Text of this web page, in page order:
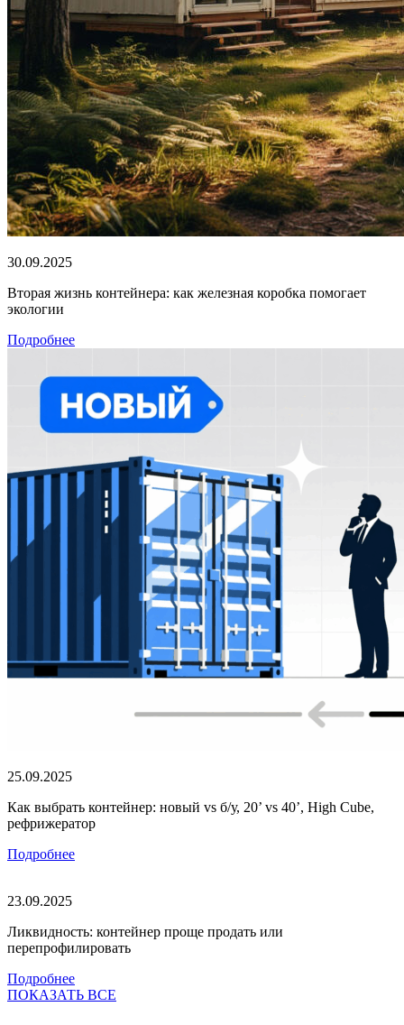
30.09.2025
Вторая жизнь контейнера: как железная коробка помогает
экологии
Подробнее
25.09.2025
Как выбрать контейнер: новый vs б/у, 20’ vs 40’, High Cube,
рефрижератор
Подробнее
23.09.2025
Ликвидность: контейнер проще продать или
перепрофилировать
Подробнее
ПОКАЗАТЬ ВСЕ